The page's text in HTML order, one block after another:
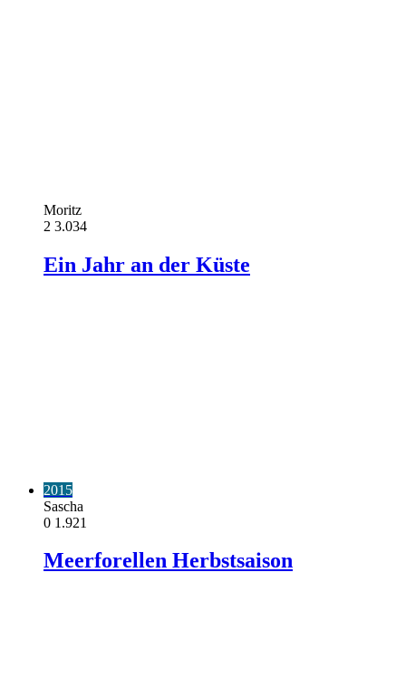
Moritz
2 3.034
Ein Jahr an der Küste
2015
Sascha
0 1.921
Meerforellen Herbstsaison